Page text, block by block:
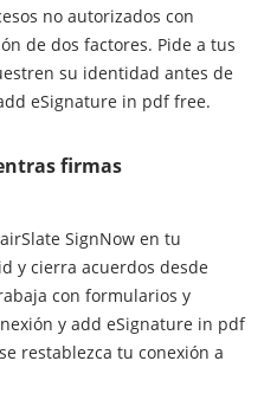
no autorizados con
de dos factores. Pide a tus
su identidad antes de
eSignature in pdf free.
firmas
SignNow en tu
y cierra acuerdos desde
con formularios y
y add eSignature in pdf
restablezca tu conexión a